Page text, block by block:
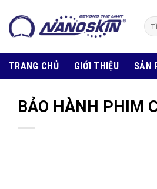
content
Tìm
kiếm:
TRANG CHỦ GIỚI THIỆU SẢN
BẢO HÀNH PHIM